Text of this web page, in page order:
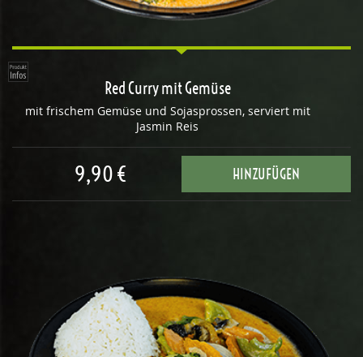
Red Curry mit Gemüse
mit frischem Gemüse und Sojasprossen, serviert mit
Jasmin Reis
9,90 € HINZUFÜGEN